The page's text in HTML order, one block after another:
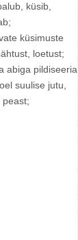
küsib,
küsimuste
loetust;
abiga pildiseeria
suulise jutu,
peast;